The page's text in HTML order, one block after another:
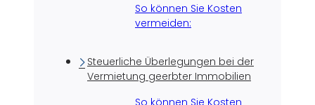
So können Sie Kosten
vermeiden:
Steuerliche Überlegungen bei der
Vermietung geerbter Immobilien
So können Sie Kosten